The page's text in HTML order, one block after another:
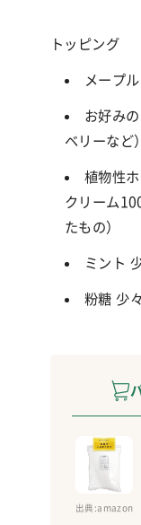
トッピング
メープ
お好み
ベリーなど）
植物性
クリーム
たもの）
ミント
粉糖 少々
出典 :amazon